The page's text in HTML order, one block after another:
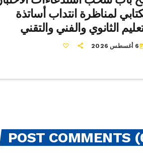
لمناظرة انتداب أساتذة
الثانوي والفني والتقني
6 أغسطس 2026
POST COMMENTS